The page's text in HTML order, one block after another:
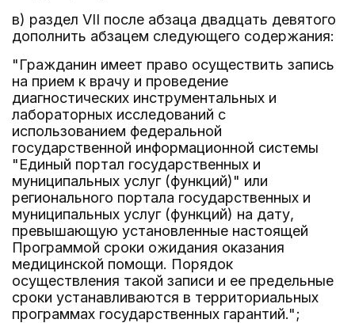
в) раздел VII после абзаца двадцать девятого
дополнить абзацем следующего содержания:
"Гражданин имеет право осуществить запись
на прием к врачу и проведение
диагностических инструментальных и
лабораторных исследований с
использованием федеральной
государственной информационной системы
"Единый портал государственных и
муниципальных услуг (функций)" или
регионального портала государственных и
муниципальных услуг (функций) на дату,
превышающую установленные настоящей
Программой сроки ожидания оказания
медицинской помощи. Порядок
осуществления такой записи и ее предельные
сроки устанавливаются в территориальных
программах государственных гарантий.";